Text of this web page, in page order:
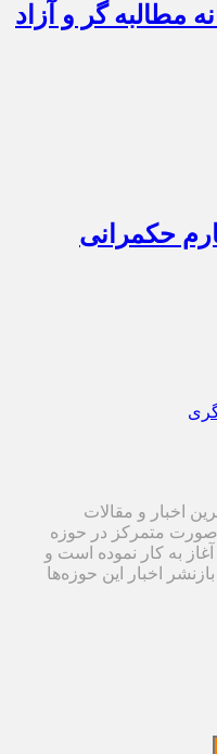
مطالبه گر و آزاد
حکمرانی
اخبار و مقالات
و تفریحی از سال 1389 به صورت متمرکز در حوزه
به کار نموده است و
اخبار این حوزه‌ها